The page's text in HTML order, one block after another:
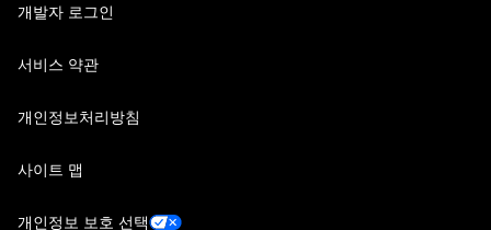
개발자 로그인
서비스 약관
개인정보처리방침
사이트 맵
개인정보 보호 선택